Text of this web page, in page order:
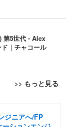
第5世代 - Alex
｜チャコール
>> もっと見る
ワーク 疲れな
ト 約105度ロッ
降 強化ナイロ
ター | FlexScan
Type-C・ホワ
ジニアへ/FP